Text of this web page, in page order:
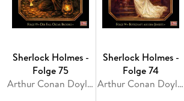
Sherlock Holmes -
Folge 75
Arthur Conan Doyle, R. Austin Freeman
Sherlock Holmes -
Folge 74
Arthur Conan Doyle, Amy Onn